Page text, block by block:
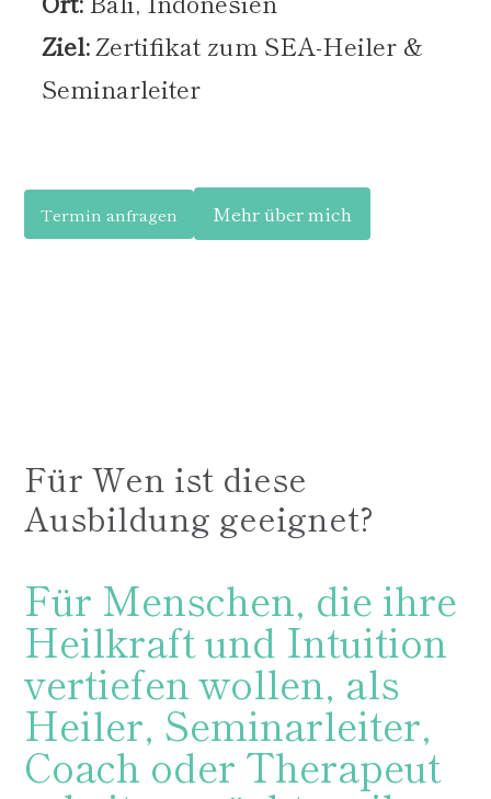
Ziel:Zertifikat zum SEA-Heiler &
Seminarleiter
Termin anfragen Mehr über mich
Für Wen ist diese
Ausbildung geeignet?
Für Menschen, die ihre
Heilkraft und Intuition
vertiefen wollen, als
Heiler, Seminarleiter,
Coach oder Therapeut